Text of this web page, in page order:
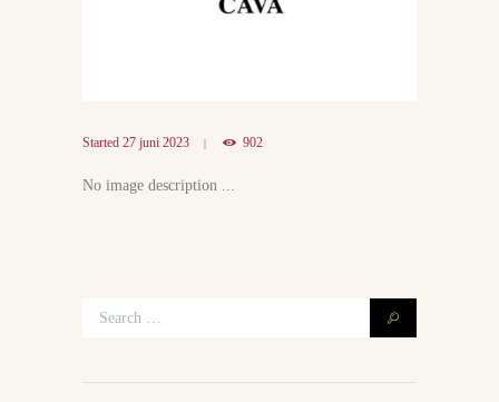
Started 27 juni 2023 902
No image description ...